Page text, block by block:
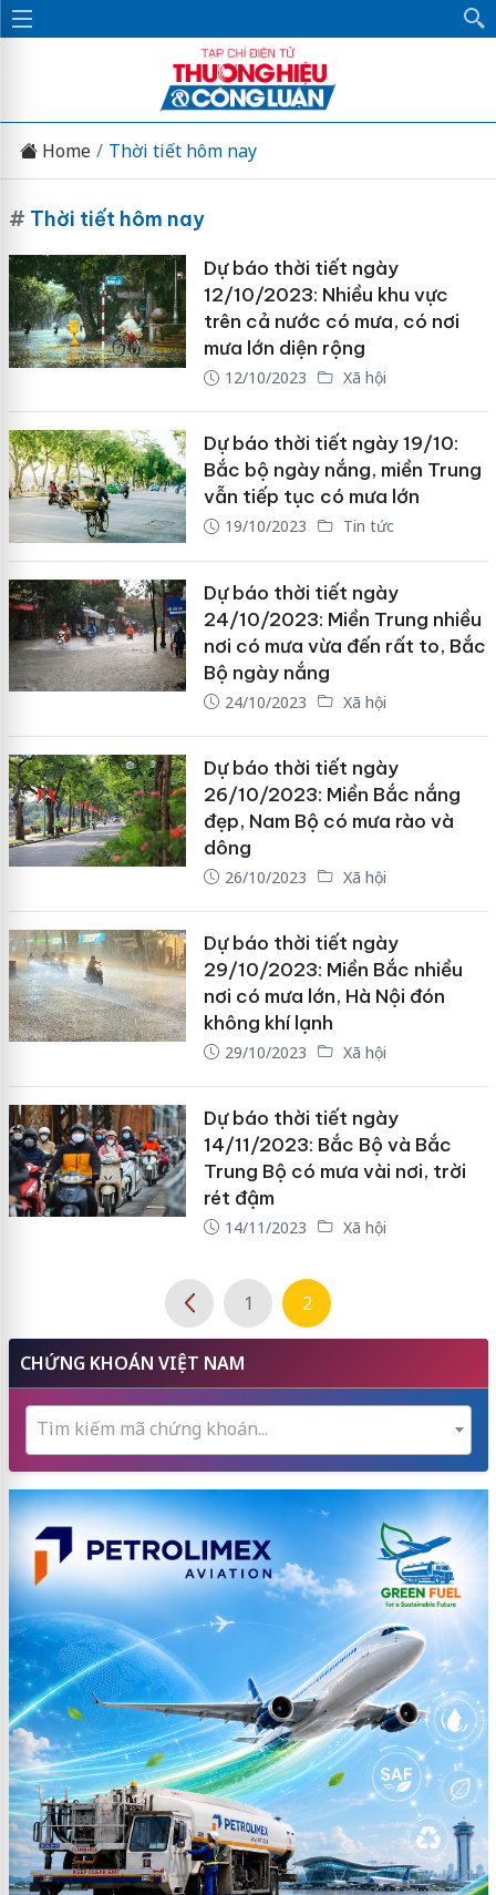
Home Thời tiết hôm nay
# Thời tiết hôm nay
Dự báo thời tiết ngày
12/10/2023: Nhiều khu vực
trên cả nước có mưa, có nơi
mưa lớn diện rộng
12/10/2023 Xã hội
Dự báo thời tiết ngày 19/10:
Bắc bộ ngày nắng, miền Trung
vẫn tiếp tục có mưa lớn
19/10/2023 Tin tức
Dự báo thời tiết ngày
24/10/2023: Miền Trung nhiều
nơi có mưa vừa đến rất to, Bắc
Bộ ngày nắng
24/10/2023 Xã hội
Dự báo thời tiết ngày
26/10/2023: Miền Bắc nắng
đẹp, Nam Bộ có mưa rào và
dông
26/10/2023 Xã hội
Dự báo thời tiết ngày
29/10/2023: Miền Bắc nhiều
nơi có mưa lớn, Hà Nội đón
không khí lạnh
29/10/2023 Xã hội
Dự báo thời tiết ngày
14/11/2023: Bắc Bộ và Bắc
Trung Bộ có mưa vài nơi, trời
rét đậm
14/11/2023 Xã hội
1 2
CHỨNG KHOÁN VIỆT NAM
Tìm kiếm mã chứng khoán...